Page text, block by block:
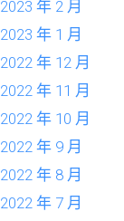
2023 年 2 月
2023 年 1 月
2022 年 12 月
2022 年 11 月
2022 年 10 月
2022 年 9 月
2022 年 8 月
2022 年 7 月